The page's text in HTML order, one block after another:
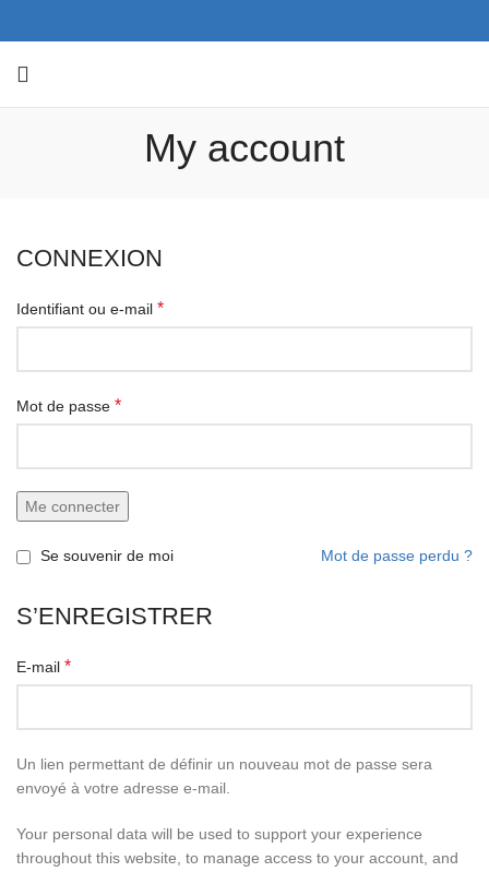
My account
CONNEXION
Identifiant ou e-mail *
Mot de passe *
Me connecter
Mot de passe perdu ?
Se souvenir de moi
S’ENREGISTRER
E-mail *
Un lien permettant de définir un nouveau mot de passe sera
envoyé à votre adresse e-mail.
Your personal data will be used to support your experience
throughout this website, to manage access to your account, and